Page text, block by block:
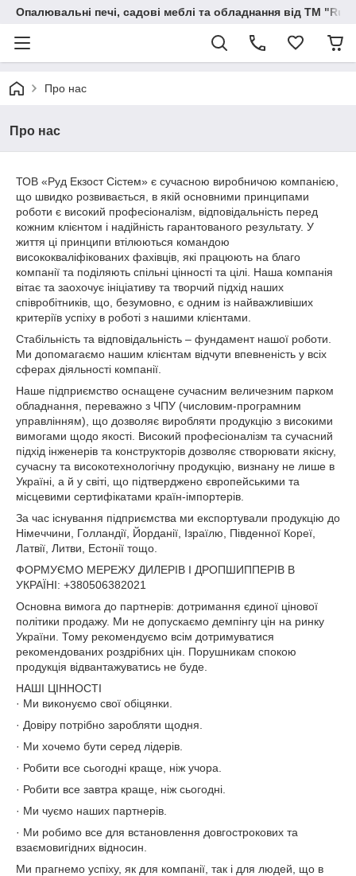
Опалювальні печі, садові меблі та обладнання від ТМ
Про нас
Про нас
ТОВ «Руд Екзост Сістем» є сучасною виробничою компанією,
що швидко розвивається, в якій основними принципами
роботи є високий професіоналізм, відповідальність перед
кожним клієнтом і надійність гарантованого результату. У
життя ці принципи втілюються командою
висококваліфікованих фахівців, які працюють на благо
компанії та поділяють спільні цінності та цілі. Наша компанія
вітає та заохочує ініціативу та творчий підхід наших
співробітників, що, безумовно, є одним із найважливіших
критеріїв успіху в роботі з нашими клієнтами.
Стабільність та відповідальність – фундамент нашої роботи.
Ми допомагаємо нашим клієнтам відчути впевненість у всіх
сферах діяльності компанії.
Наше підприємство оснащене сучасним величезним парком
обладнання, переважно з ЧПУ (числовим-програмним
управлінням), що дозволяє виробляти продукцію з високими
вимогами щодо якості. Високий професіоналізм та сучасний
підхід інженерів та конструкторів дозволяє створювати якісну,
сучасну та високотехнологічну продукцію, визнану не лише в
Україні, а й у світі, що підтверджено європейськими та
місцевими сертифікатами країн-імпортерів.
За час існування підприємства ми експортували продукцію до
Німеччини, Голландії, Йорданії, Ізраїлю, Південної Кореї,
Латвії, Литви, Естонії тощо.
ФОРМУЄМО МЕРЕЖУ ДИЛЕРІВ І ДРОПШИППЕРІВ В
УКРАЇНІ: +380506382021
Основна вимога до партнерів: дотримання єдиної цінової
політики продажу. Ми не допускаємо демпінгу цін на ринку
України. Тому рекомендуємо всім дотримуватися
рекомендованих роздрібних цін. Порушникам спокою
продукція відвантажуватись не буде.
НАШІ ЦІННОСТІ
· Ми виконуємо свої обіцянки.
· Довіру потрібно заробляти щодня.
· Ми хочемо бути серед лідерів.
· Робити все сьогодні краще, ніж учора.
· Робити все завтра краще, ніж сьогодні.
· Ми чуємо наших партнерів.
· Ми робимо все для встановлення довгострокових та
взаємовигідних відносин.
Ми прагнемо успіху, як для компанії, так і для людей, що в